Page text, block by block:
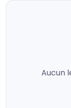
Aucun